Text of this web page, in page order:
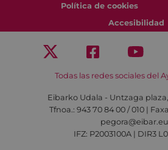
Política de cookies
Accesibilidad
Todas las redes sociales del
Eibarko Udala - Untzaga
Tfnoa.: 943 70 84 00 / 010 |
IFZ: P2003100A | DIR3